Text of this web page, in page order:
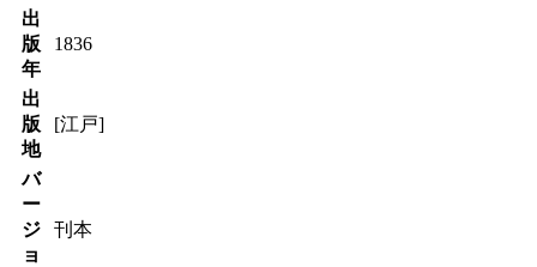
出
版
年
1836
出
版
地
[江戸]
バ
ー
ジ
ョ
刊本